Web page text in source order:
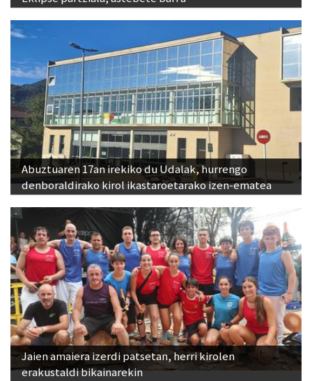
Abuztuaren 17an irekiko du Udalak, hurrengo
denboraldirako kirol ikastaroetarako izen-ematea
Jaien amaiera izerdi patsetan, herri kirolen
erakustaldi bikainarekin